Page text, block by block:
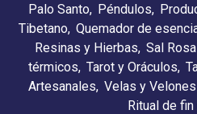
Palo Santo Péndulos
Tibetano Quemador de
Resinas y Hierbas Sal
térmicos Tarot y Oráculos
Artesanales Velas y Velones
Ritual de fin